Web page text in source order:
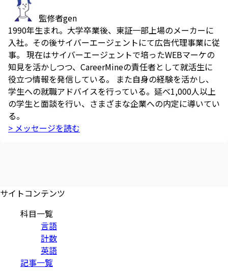
監修者gen
1990年生まれ。大学卒業後、東証一部上場のメーカーに
入社。その後サイバーエージェントにて広告代理事業に従
事。 現在はサイバーエージェントで培ったWEBマーケの
知見を活かしつつ、CareerMineの責任者として就活生に
役立つ情報を発信している。 また自身の経験を活かし、
学生への就職アドバイスを行っている。延べ1,000人以上
の学生と面談を行い、さまざまな企業への内定に導いてい
る。
> メッセージを読む
サイトコンテンツ
科目一覧
言語
計数
英語
記事一覧